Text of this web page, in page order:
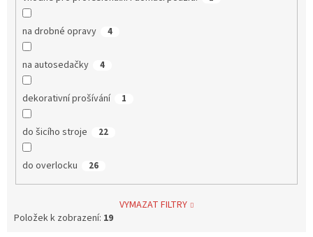
na drobné opravy 4
na autosedačky 4
dekorativní prošívání 1
do šicího stroje 22
do overlocku 26
VYMAZAT FILTRY
Položek k zobrazení: 19